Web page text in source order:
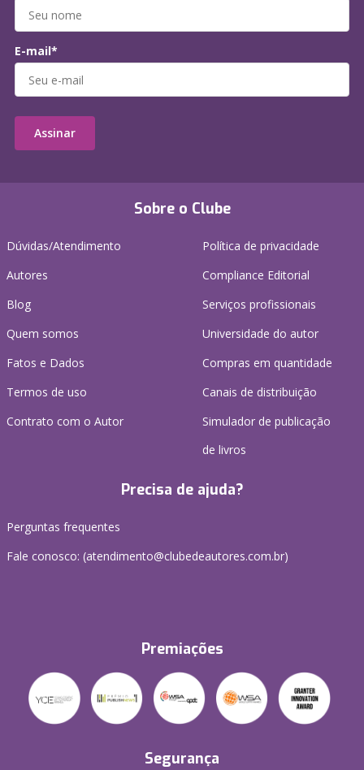
Sobre o Clube
Dúvidas/Atendimento
Autores
Blog
Quem somos
Fatos e Dados
Termos de uso
Contrato com o Autor
Política de privacidade
Compliance Editorial
Serviços profissionais
Universidade do autor
Compras em quantidade
Canais de distribuição
Simulador de publicação
de livros
Precisa de ajuda?
Perguntas frequentes
Fale conosco: (atendimento@clubedeautores.com.br)
Premiações
Segurança
E-mail*
Assinar